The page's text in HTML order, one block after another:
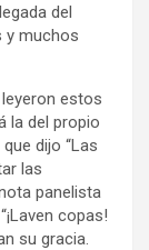
del
y muchos
estos
la del propio
dijo “Las
las
panelista
copas!
su gracia.